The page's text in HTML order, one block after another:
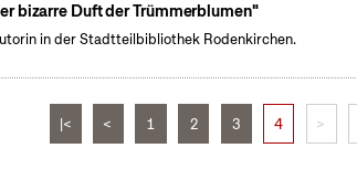
bizarre Duft der Trümmerblumen"
in der Stadtteilbibliothek Rodenkirchen.
|< < 1 2 3 4 >